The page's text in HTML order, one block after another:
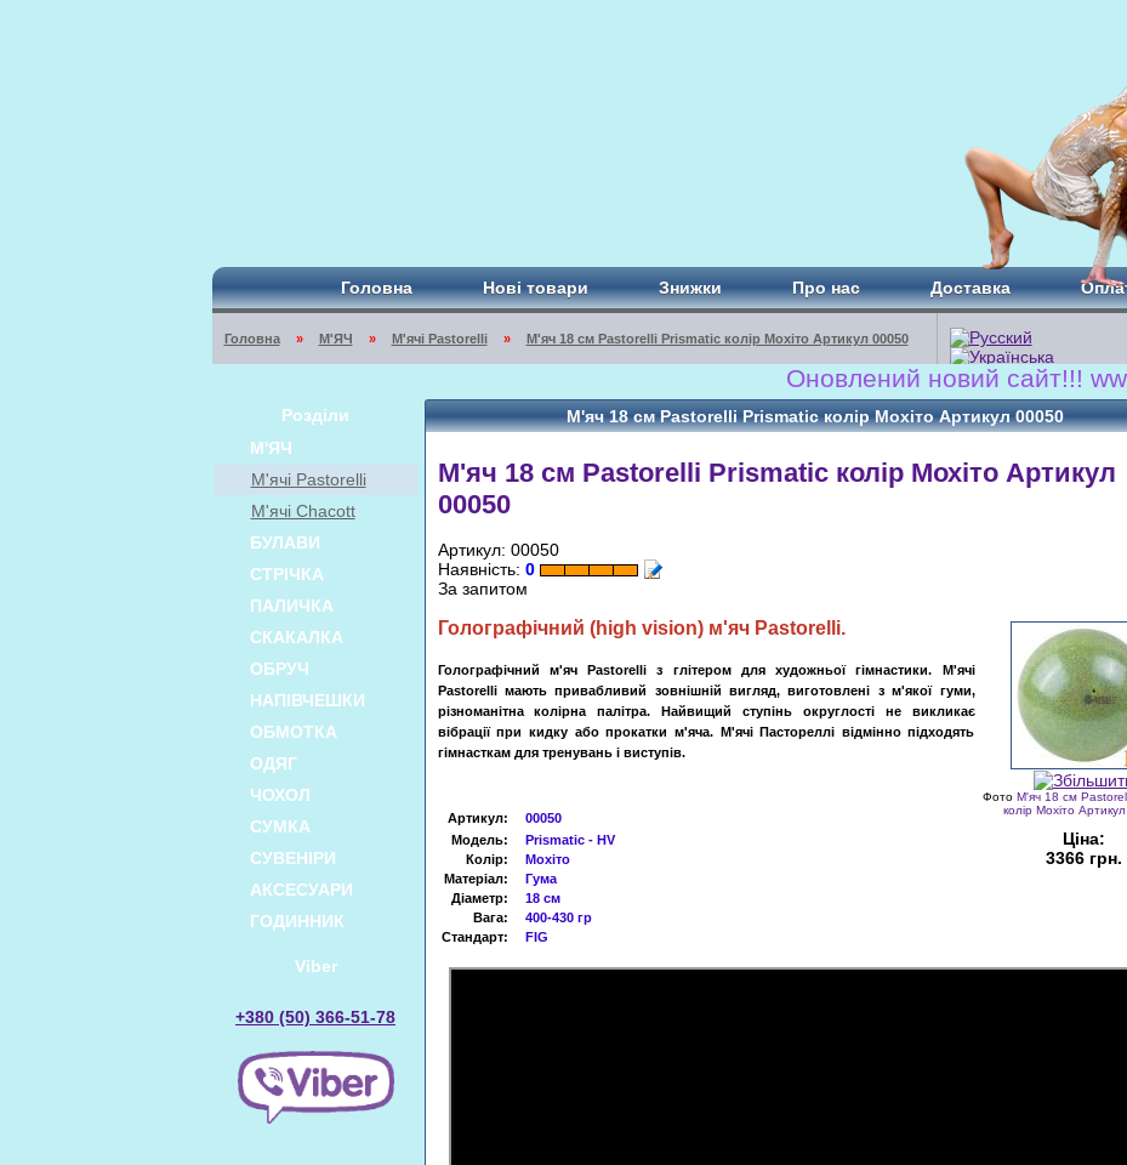
Головна Нові товари Знижки Про нас Доставка
Головна » М'ЯЧ » М'ячі Pastorelli » М'яч 18 см Pastorelli Prismatic колір Мохіто Артикул 00050
Оновлений новий сайт!!!
Розділи
М'ЯЧ
М'ячі Pastorelli
М'ячі Chacott
БУЛАВИ
СТРІЧКА
ПАЛИЧКА
СКАКАЛКА
ОБРУЧ
НАПІВЧЕШКИ
ОБМОТКА
ОДЯГ
ЧОХОЛ
СУМКА
СУВЕНІРИ
АКСЕСУАРИ
ГОДИННИК
Viber
+380 (50) 366-51-78
М'яч 18 см Pastorelli Prismatic колір Мохіто Артикул 00050
М'яч 18 см Pastorelli Prismatic колір Мохіто Артикул
00050
Артикул: 00050
Наявність: 0
За запитом
Фото М'яч 18 см
колір Мохіто
Ціна:
3366 грн.
Голографічний (high vision) м'яч Pastorelli.
Голографічний м'яч Pastorelli з глітером для художньої гімнастики. М'ячі
Pastorelli мають привабливий зовнішній вигляд, виготовлені з м'якої гуми,
різноманітна колірна палітра. Найвищий ступінь округлості не викликає
вібрації при кидку або прокатки м'яча. М'ячі Пастореллі відмінно підходять
гімнасткам для тренувань і виступів.
Артикул:
00050
Модель:
Prismatic - HV
Колір:
Мохіто
Матеріал:
Гума
Діаметр:
18 см
Вага:
400-430гр
Стандарт:
FIG